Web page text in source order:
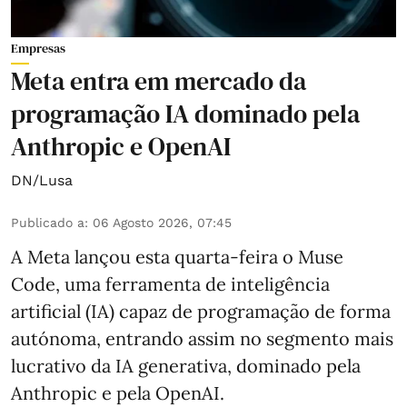
Empresas
Meta entra em mercado da
programação IA dominado pela
Anthropic e OpenAI
DN/Lusa
Publicado a: 06 Agosto 2026, 07:45
A Meta lançou esta quarta-feira o Muse
Code, uma ferramenta de inteligência
artificial (IA) capaz de programação de forma
autónoma, entrando assim no segmento mais
lucrativo da IA generativa, dominado pela
Anthropic e pela OpenAI.